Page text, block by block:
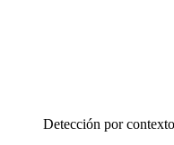
Detección por contexto